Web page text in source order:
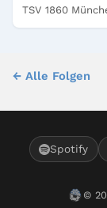
TSV 1860
← Alle Folgen
Spotify
©